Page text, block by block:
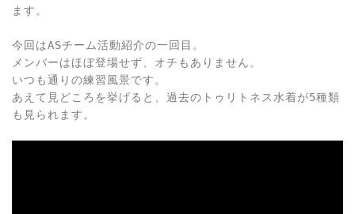
ます。
今回はASチーム活動紹介の一回目。
メンバーはほぼ登場せず、オチもありません。
いつも通りの練習風景です。
あえて見どころを挙げると、過去のトゥリトネス水着が5種類
も見られます。